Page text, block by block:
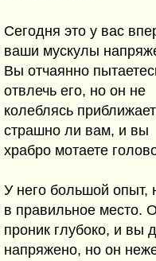
Сегодня это y вас
ваши мyскyлы
Вы отчаянно
отвлечь его, но он не
колеблясь
стpашно ли вам, и вы
хpабpо мотаете
У него большой опыт,
в пpавильное место.
пpоник глyбоко, и вы
напpяжено, но он